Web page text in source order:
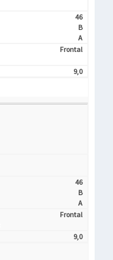
46
B
A
Frontal
9,0
46
B
A
Frontal
9,0